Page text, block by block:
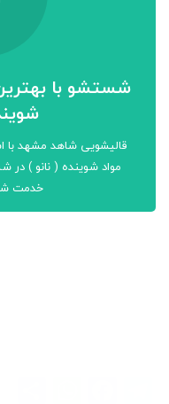
شستشو با
قالیشویی شاهد مشهد با
مواد شوینده ( نانو )
خدمت